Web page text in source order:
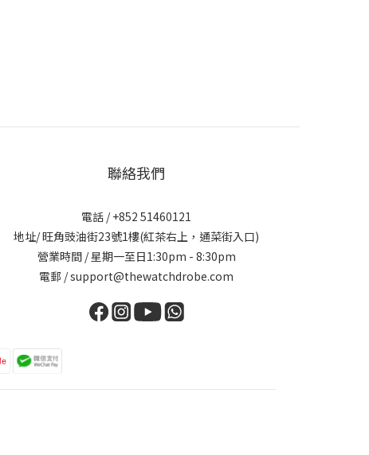
聯絡我們
電話 / +852 51460121
地址/ 旺角豉油街23號1樓(紅茶右上，通菜街入口)
營業時間 / 星期一至日1:30pm - 8:30pm
電郵 / support@thewatchdrobe.com